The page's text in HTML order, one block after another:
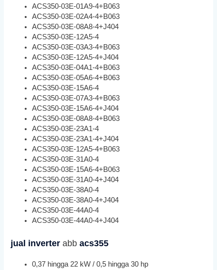
ACS350-03E-01A9-4+B063
ACS350-03E-02A4-4+B063
ACS350-03E-08A8-4+J404
ACS350-03E-12A5-4
ACS350-03E-03A3-4+B063
ACS350-03E-12A5-4+J404
ACS350-03E-04A1-4+B063
ACS350-03E-05A6-4+B063
ACS350-03E-15A6-4
ACS350-03E-07A3-4+B063
ACS350-03E-15A6-4+J404
ACS350-03E-08A8-4+B063
ACS350-03E-23A1-4
ACS350-03E-23A1-4+J404
ACS350-03E-12A5-4+B063
ACS350-03E-31A0-4
ACS350-03E-15A6-4+B063
ACS350-03E-31A0-4+J404
ACS350-03E-38A0-4
ACS350-03E-38A0-4+J404
ACS350-03E-44A0-4
ACS350-03E-44A0-4+J404
jual inverterabb acs355
0,37 hingga 22 kW / 0,5 hingga 30 hp